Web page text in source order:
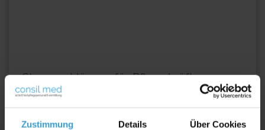
Zustimmung Details Über Cookies
Steuererklärung für Pflegekräfte
Das neue Jahr beginnt und damit steht für viele die
Steuererklärung vor der Tür. Viele empfinden das als
lästig und...